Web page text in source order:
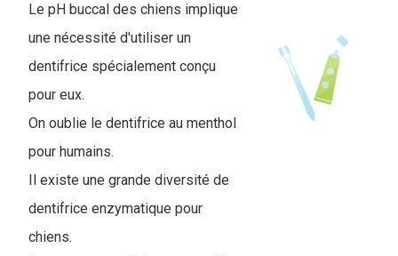
Le pH buccal des chiens implique
une nécessité d'utiliser un
dentifrice spécialement conçu
pour eux.
On oublie le dentifrice au menthol
pour humains.
Il existe une grande diversité de
dentifrice enzymatique pour
chiens.